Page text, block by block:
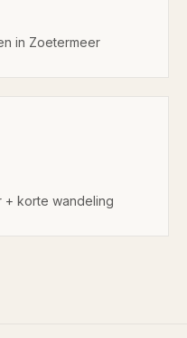
in Zoetermeer
+ korte wandeling